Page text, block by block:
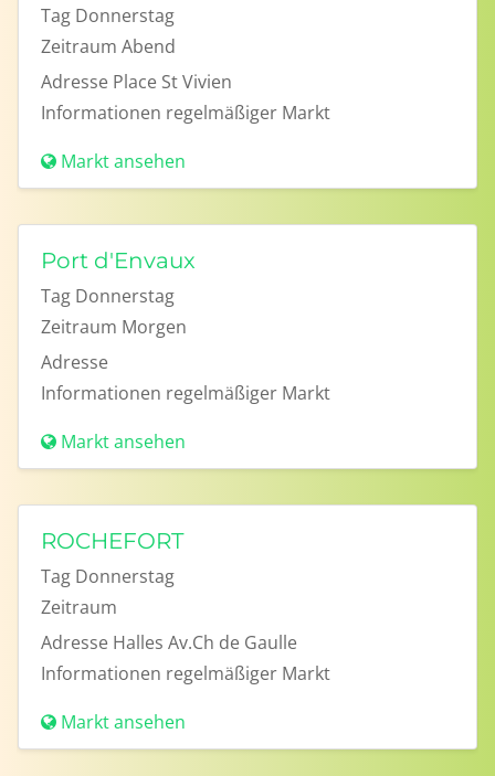
Tag Donnerstag
Zeitraum Abend
Adresse Place St Vivien
Informationen regelmäßiger Markt
Markt ansehen
Port d'Envaux
Tag Donnerstag
Zeitraum Morgen
Adresse
Informationen regelmäßiger Markt
Markt ansehen
ROCHEFORT
Tag Donnerstag
Zeitraum
Adresse Halles Av.Ch de Gaulle
Informationen regelmäßiger Markt
Markt ansehen